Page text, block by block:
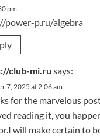
pm
power-p.ru/algebra
club-mi.ru says:
7, 2025 at 2:06 am
for the marvelous
reading it, you
will make certain to